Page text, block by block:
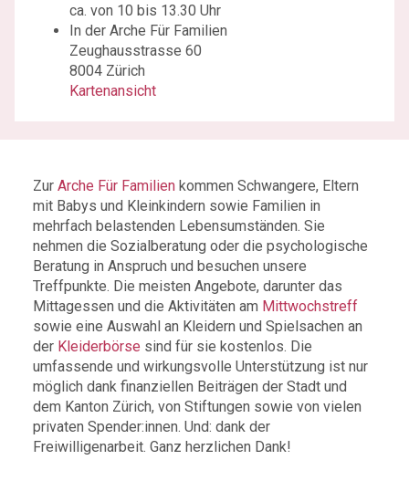
ca. von 10 bis 13.30 Uhr
In der Arche Für Familien
Zeughausstrasse 60
8004 Zürich
Kartenansicht
Zur Arche Für Familien kommen Schwangere, Eltern
mit Babys und Kleinkindern sowie Familien in
mehrfach belastenden Lebensumständen. Sie
nehmen die Sozialberatung oder die psychologische
Beratung in Anspruch und besuchen unsere
Treffpunkte. Die meisten Angebote, darunter das
Mittagessen und die Aktivitäten am Mittwochstreff
sowie eine Auswahl an Kleidern und Spielsachen an
der Kleiderbörse sind für sie kostenlos. Die
umfassende und wirkungsvolle Unterstützung ist nur
möglich dank finanziellen Beiträgen der Stadt und
dem Kanton Zürich, von Stiftungen sowie von vielen
privaten Spender:innen. Und: dank der
Freiwilligenarbeit. Ganz herzlichen Dank!